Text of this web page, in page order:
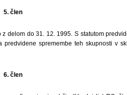
5. člen
delom do 31. 12. 1995. S statutom
spremembe teh skupnosti v
6. člen